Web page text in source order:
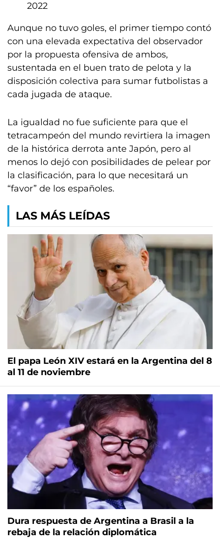
2022
Aunque no tuvo goles, el primer tiempo contó
con una elevada expectativa del observador
por la propuesta ofensiva de ambos,
sustentada en el buen trato de pelota y la
disposición colectiva para sumar futbolistas a
cada jugada de ataque.
La igualdad no fue suficiente para que el
tetracampeón del mundo revirtiera la imagen
de la histórica derrota ante Japón, pero al
menos lo dejó con posibilidades de pelear por
la clasificación, para lo que necesitará un
“favor” de los españoles.
LAS MÁS LEÍDAS
El papa León XIV estará en la Argentina del 8
al 11 de noviembre
Dura respuesta de Argentina a Brasil a la
rebaja de la relación diplomática